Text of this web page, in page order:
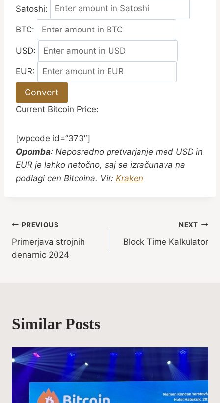
Satoshi:
BTC:
USD:
EUR:
Convert
Current Bitcoin Price:
[wpcode id=”373″]
Opomba: Neposredno pretvarjanje med USD in
EUR je lahko netočno, saj se izračunava na
podlagi cen Bitcoina. Vir: Kraken
Post
navigation
PREVIOUS
Primerjava strojnih
denarnic 2024
NEXT
Block Time Kalkulator
Similar Posts